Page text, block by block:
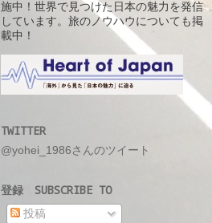
施中！世界で見つけた日本の魅力を発信
しています。旅のノウハウについても掲
載中！
TWITTER
@yohei_1986さんのツイート
登録 SUBSCRIBE TO
投稿